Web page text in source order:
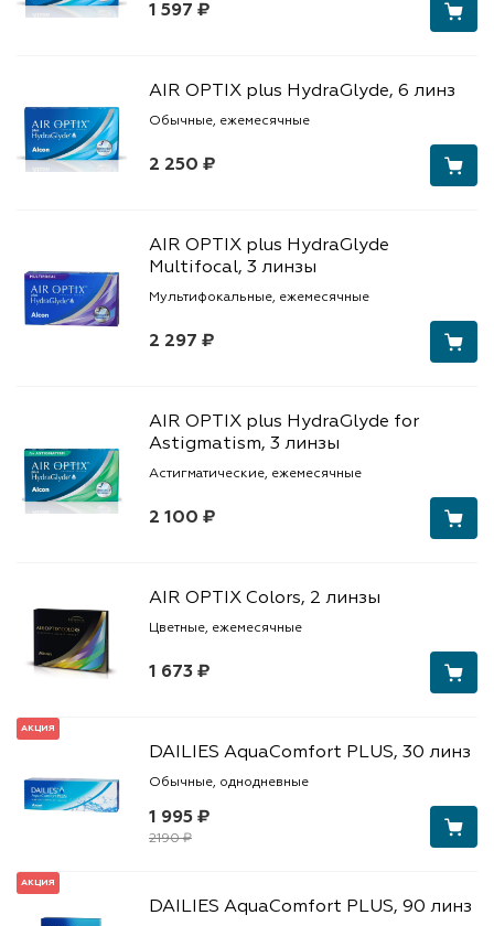
1 597 ₽
2 250 ₽
AIR OPTIX plus HydraGlyde, 6 линз
Обычные, ежемесячные
2 297 ₽
AIR OPTIX plus HydraGlyde
Multifocal, 3 линзы
Мультифокальные, ежемесячные
2 100 ₽
AIR OPTIX plus HydraGlyde for
Astigmatism, 3 линзы
Астигматические, ежемесячные
1 673 ₽
AIR OPTIX Colors, 2 линзы
Цветные, ежемесячные
АКЦИЯ
1 995 ₽
2190 ₽
DAILIES AquaComfort PLUS, 30 линз
Обычные, однодневные
АКЦИЯ
DAILIES AquaComfort PLUS, 90 линз